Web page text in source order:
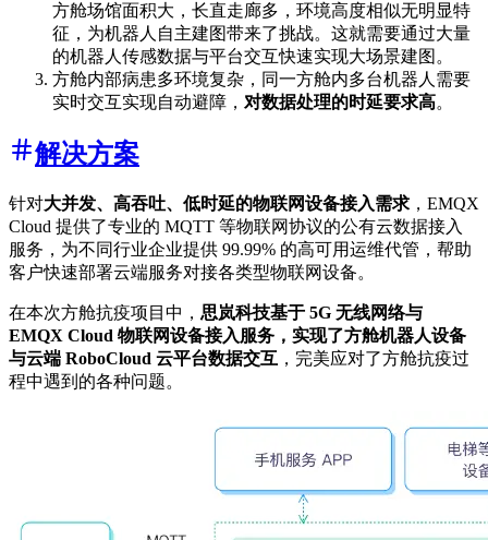
方舱场馆面积大，长直走廊多，环境高度相似无明显特
征，为机器人自主建图带来了挑战。这就需要通过大量
的机器人传感数据与平台交互快速实现大场景建图。
方舱内部病患多环境复杂，同一方舱内多台机器人需要
实时交互实现自动避障， 对数据处理的时延要求高。
解决方案
针对大并发、高吞吐、低时延的物联网设备接入需求 ，EMQX
Cloud 提供了专业的 MQTT 等物联网协议的公有云数据接入
服务，为不同行业企业提供 99.99% 的高可用运维代管，帮助
客户快速部署云端服务对接各类型物联网设备。
在本次方舱抗疫项目中， 思岚科技基于 5G 无线网络与
EMQX Cloud 物联网设备接入服务，实现了方舱机器人设备
与云端 RoboCloud 云平台数据交互 ，完美应对了方舱抗疫过
程中遇到的各种问题。